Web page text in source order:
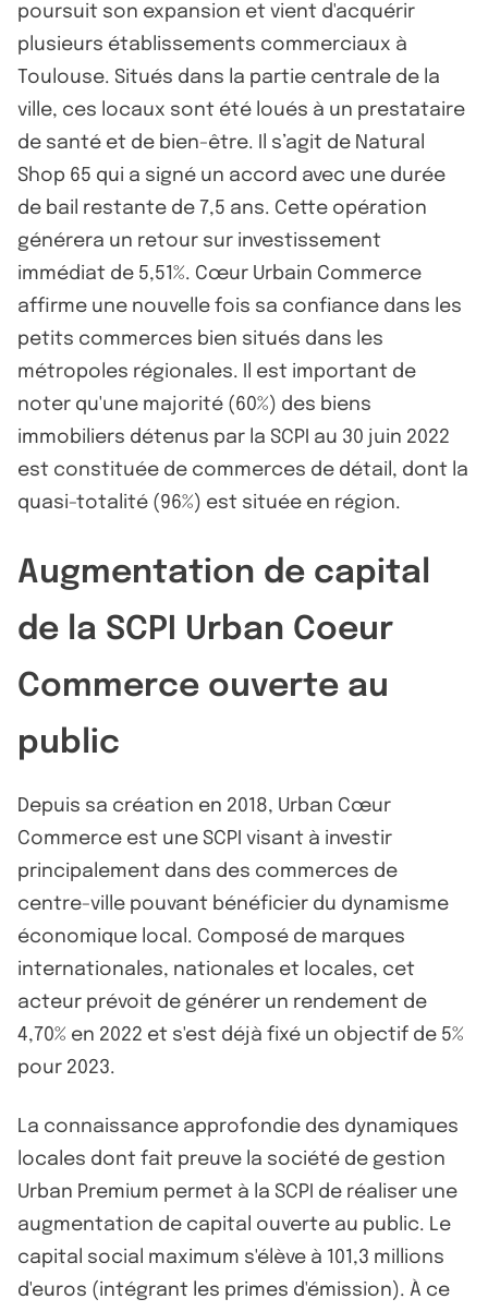
poursuit son expansion et vient d'acquérir
plusieurs établissements commerciaux à
Toulouse. Situés dans la partie centrale de la
ville, ces locaux sont été loués à un prestataire
de santé et de bien-être. Il s’agit de Natural
Shop 65 qui a signé un accord avec une durée
de bail restante de 7,5 ans. Cette opération
générera un retour sur investissement
immédiat de 5,51%. Cœur Urbain Commerce
affirme une nouvelle fois sa confiance dans les
petits commerces bien situés dans les
métropoles régionales. Il est important de
noter qu'une majorité (60%) des biens
immobiliers détenus par la SCPI au 30 juin 2022
est constituée de commerces de détail, dont la
quasi-totalité (96%) est située en région.
Augmentation de capital
de la SCPI Urban Coeur
Commerce ouverte au
public
Depuis sa création en 2018, Urban Cœur
Commerce est une SCPI visant à investir
principalement dans des commerces de
centre-ville pouvant bénéficier du dynamisme
économique local. Composé de marques
internationales, nationales et locales, cet
acteur prévoit de générer un rendement de
4,70% en 2022 et s'est déjà fixé un objectif de 5%
pour 2023.
La connaissance approfondie des dynamiques
locales dont fait preuve la société de gestion
Urban Premium permet à la SCPI de réaliser une
augmentation de capital ouverte au public. Le
capital social maximum s'élève à 101,3 millions
d'euros (intégrant les primes d'émission). À ce